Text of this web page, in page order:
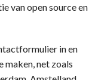
van open source en
in en
maken, net zoals